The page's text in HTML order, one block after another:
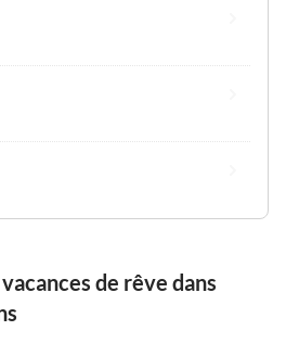
de rêve dans